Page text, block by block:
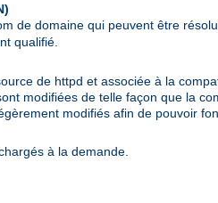
de domaine qui peuvent être
qualifié.
de httpd et associée à la
modifiées de telle façon que la
modifiés afin de pouvoir
à la demande.